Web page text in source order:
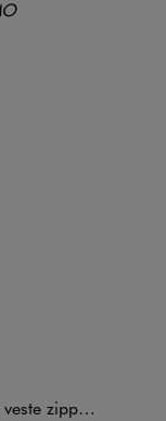
garçon